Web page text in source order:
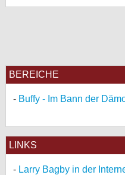
BEREICHE
Buffy - Im Bann der
LINKS
Larry Bagby in der